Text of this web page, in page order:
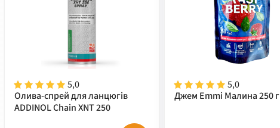
5,0
Олива-спрей для ланцюгів
ADDINOL Chain XNT 250
5,0
Джем Emmi Малина 250 г